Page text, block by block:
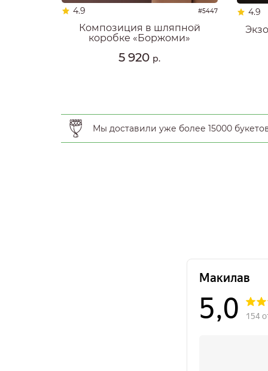
4.9 #5447
Композиция в шляпной
коробке «Боржоми»
5 920 р.
4.9
Мы доставили уже более 15000